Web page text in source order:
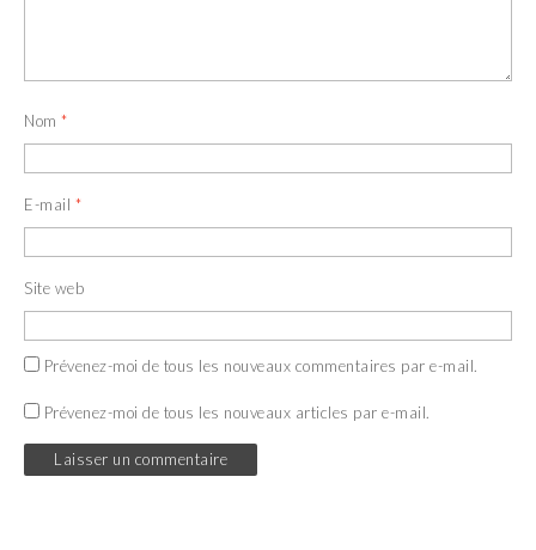
Nom *
E-mail *
Site web
Prévenez-moi de tous les nouveaux commentaires par e-mail.
Prévenez-moi de tous les nouveaux articles par e-mail.